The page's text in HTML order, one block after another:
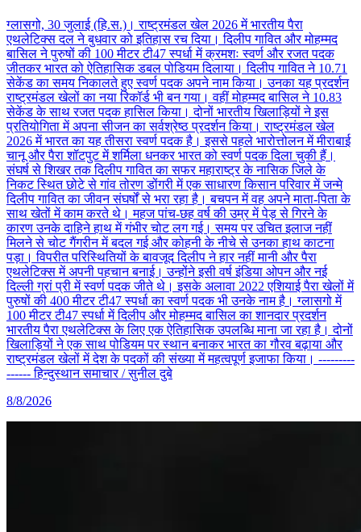
ग्लासगो, 30 जुलाई (हि.स.)। राष्ट्रमंडल खेल 2026 में भारतीय पैरा
एथलेटिक्स दल ने बुधवार को इतिहास रच दिया। दिलीप गावित और मोहम्मद
बासिल ने पुरुषों की 100 मीटर टी47 स्पर्धा में क्रमशः स्वर्ण और रजत पदक
जीतकर भारत को ऐतिहासिक डबल पोडियम दिलाया। दिलीप गावित ने 10.71
सेकेंड का समय निकालते हुए स्वर्ण पदक अपने नाम किया। उनका यह प्रदर्शन
राष्ट्रमंडल खेलों का नया रिकॉर्ड भी बन गया। वहीं मोहम्मद बासिल ने 10.83
सेकेंड के साथ रजत पदक हासिल किया। दोनों भारतीय खिलाड़ियों ने इस
प्रतियोगिता में अपना सीजन का सर्वश्रेष्ठ प्रदर्शन किया। राष्ट्रमंडल खेल
2026 में भारत का यह तीसरा स्वर्ण पदक है। इससे पहले भारोत्तोलन में मीराबाई
चानू और पैरा शॉटपुट में शर्मिला धनकर भारत को स्वर्ण पदक दिला चुकी हैं।
संघर्ष से शिखर तक दिलीप गावित का सफर महाराष्ट्र के नासिक जिले के
निकट स्थित छोटे से गांव तोरण डोंगरी में एक साधारण किसान परिवार में जन्मे
दिलीप गावित का जीवन संघर्षों से भरा रहा है। बचपन में वह अपने माता-पिता के
साथ खेतों में काम करते थे। महज पांच-छह वर्ष की उम्र में पेड़ से गिरने के
कारण उनके दाहिने हाथ में गंभीर चोट लग गई। समय पर उचित इलाज नहीं
मिलने से चोट गैंगरीन में बदल गई और कोहनी के नीचे से उनका हाथ काटना
पड़ा। विपरीत परिस्थितियों के बावजूद दिलीप ने हार नहीं मानी और पैरा
एथलेटिक्स में अपनी पहचान बनाई। उन्होंने इसी वर्ष इंडिया ओपन और नई
दिल्ली ग्रां प्री में स्वर्ण पदक जीते थे। इसके अलावा 2022 एशियाई पैरा खेलों में
पुरुषों की 400 मीटर टी47 स्पर्धा का स्वर्ण पदक भी उनके नाम है। ग्लासगो में
100 मीटर टी47 स्पर्धा में दिलीप और मोहम्मद बासिल का शानदार प्रदर्शन
भारतीय पैरा एथलेटिक्स के लिए एक ऐतिहासिक उपलब्धि माना जा रहा है। दोनों
खिलाड़ियों ने एक साथ पोडियम पर स्थान बनाकर भारत का गौरव बढ़ाया और
राष्ट्रमंडल खेलों में देश के पदकों की संख्या में महत्वपूर्ण इजाफा किया। ---------
------ हिन्दुस्थान समाचार / सुनील दुबे
8/8/2026